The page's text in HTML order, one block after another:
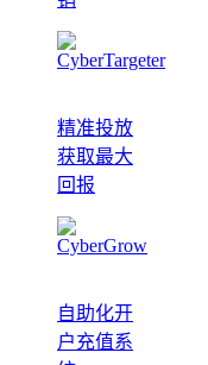
精准投放
获取最大
回报
自助化开
户充值系